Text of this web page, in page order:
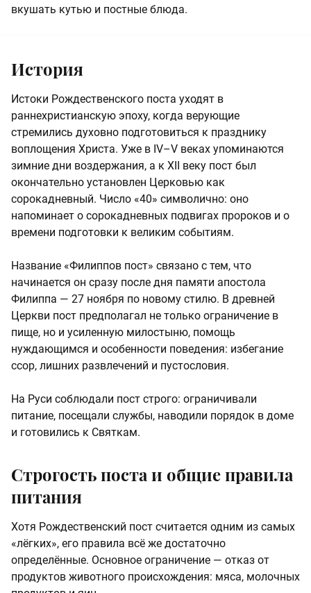
вкушать кутью и постные блюда.
История
Истоки Рождественского поста уходят в
раннехристианскую эпоху, когда верующие
стремились духовно подготовиться к празднику
воплощения Христа. Уже в IV–V веках упоминаются
зимние дни воздержания, а к XII веку пост был
окончательно установлен Церковью как
сорокадневный. Число «40» символично: оно
напоминает о сорокадневных подвигах пророков и о
времени подготовки к великим событиям.
Название «Филиппов пост» связано с тем, что
начинается он сразу после дня памяти апостола
Филиппа — 27 ноября по новому стилю. В древней
Церкви пост предполагал не только ограничение в
пище, но и усиленную милостыню, помощь
нуждающимся и особенности поведения: избегание
ссор, лишних развлечений и пустословия.
На Руси соблюдали пост строго: ограничивали
питание, посещали службы, наводили порядок в доме
и готовились к Святкам.
Строгость поста и общие правила
питания
Хотя Рождественский пост считается одним из самых
«лёгких», его правила всё же достаточно
определённые. Основное ограничение — отказ от
продуктов животного происхождения: мяса, молочных